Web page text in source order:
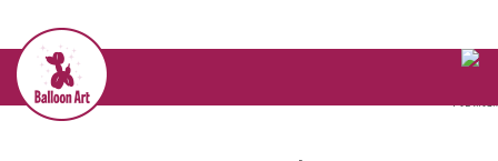
יצירת עיצוב בלונים בחוץ – מה כדאי
לדעת?
הבלוג שלי!